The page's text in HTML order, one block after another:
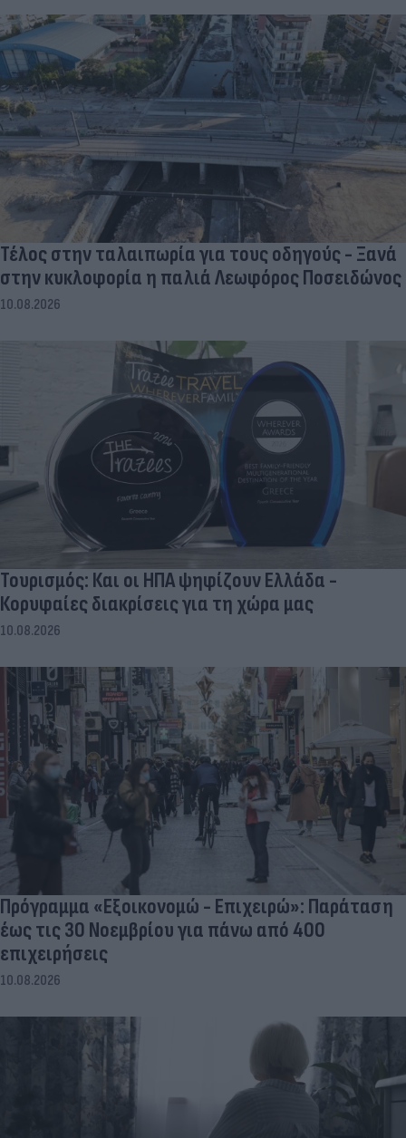
Τέλος στην ταλαιπωρία για τους οδηγούς - Ξανά
στην κυκλοφορία η παλιά Λεωφόρος Ποσειδώνος
10.08.2026
Τουρισμός: Και οι ΗΠΑ ψηφίζουν Ελλάδα -
Κορυφαίες διακρίσεις για τη χώρα μας
10.08.2026
Πρόγραμμα «Εξοικονομώ - Επιχειρώ»: Παράταση
έως τις 30 Νοεμβρίου για πάνω από 400
επιχειρήσεις
10.08.2026